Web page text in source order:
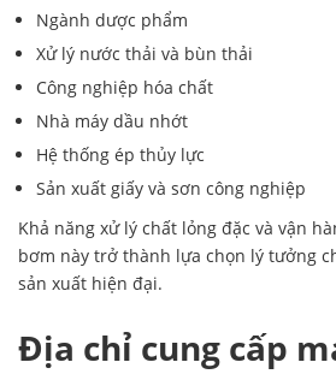
Ngành dược phẩm
Xử lý nước thải và bùn thải
Công nghiệp hóa chất
Nhà máy dầu nhớt
Hệ thống ép thủy lực
Sản xuất giấy và sơn công nghiệp
Khả năng xử lý chất lỏng đặc và vận
bơm này trở thành lựa chọn lý tưởng
sản xuất hiện đại.
Địa chỉ cung cấp